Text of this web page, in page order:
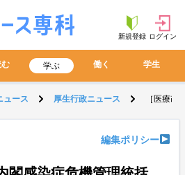
新規登録 ログイン
学ぶ 働く 学生
ュース 厚生行政ニュース ［医療
編集ポリシー